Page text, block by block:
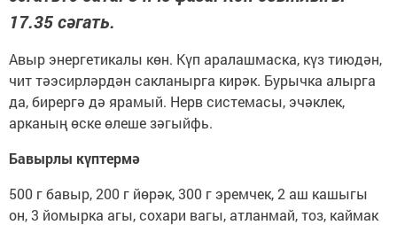
17.35 сәгать.
Авыр энергетикалы көн. Күп аралашмаска, күз тиюдән,
чит тәэсирләрдән сакланырга кирәк. Бурычка алырга
да, бирергә дә ярамый. Нерв системасы, эчәклек,
арканың өске өлеше зәгыйфь.
Бавырлы күптермә
500 г бавыр, 200 г йөрәк, 300 г эремчек, 2 аш кашыгы
он, 3 йомырка агы, сохари вагы, атланмай, тоз, каймак